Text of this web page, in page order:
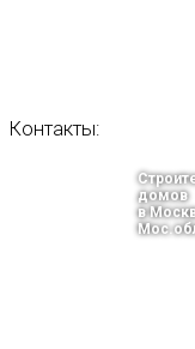
Контакты:
домов
в